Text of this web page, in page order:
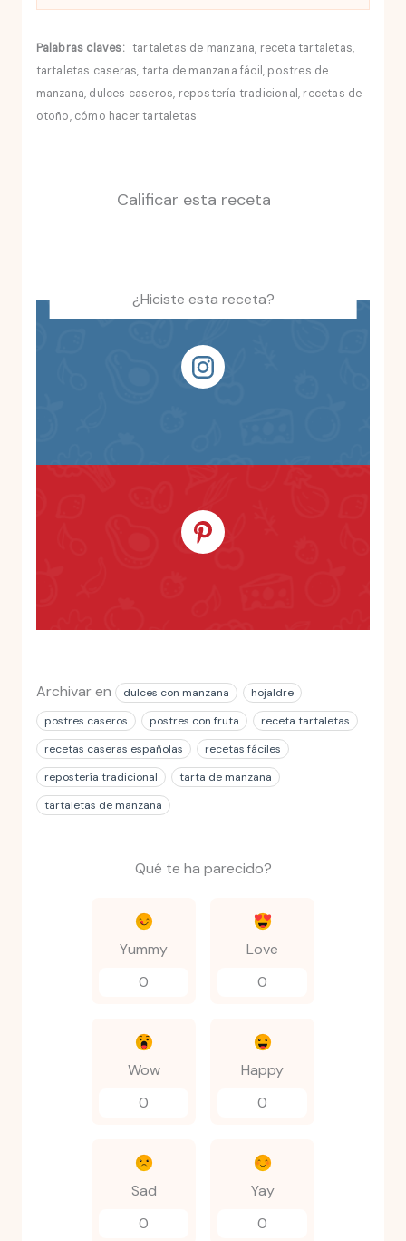
Palabras claves: tartaletas de manzana, receta tartaletas,
tartaletas caseras, tarta de manzana fácil, postres de
manzana, dulces caseros, repostería tradicional, recetas de
otoño, cómo hacer tartaletas
Calificar esta receta
¿Hiciste esta receta?
Archivar en dulces con manzana
hojaldre
postres caseros
postres con fruta
receta tartaletas
recetas caseras españolas
recetas fáciles
repostería tradicional
tarta de manzana
tartaletas de manzana
Qué te ha parecido?
Yummy
0
Love
0
Wow
0
Happy
0
Sad
0
Yay
0